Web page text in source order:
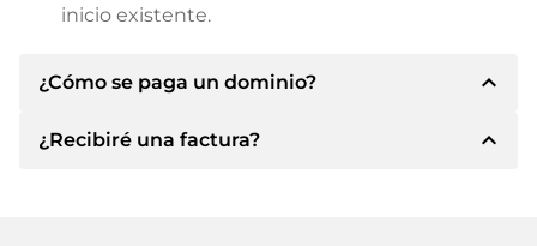
inicio existente.
¿Cómo se paga un dominio? expand_less
Tras llegar a un acuerdo, el propietario le
¿Recibiré una factura? expand_less